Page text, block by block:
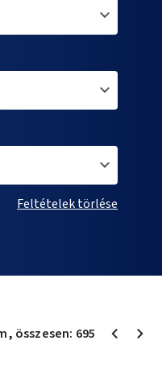
Feltételek törlése
, összesen: 695